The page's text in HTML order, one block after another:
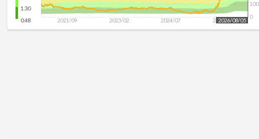
1.30
0.48
2021/09 2023/02 2024/07 2025/11
0
100
2026/08/05